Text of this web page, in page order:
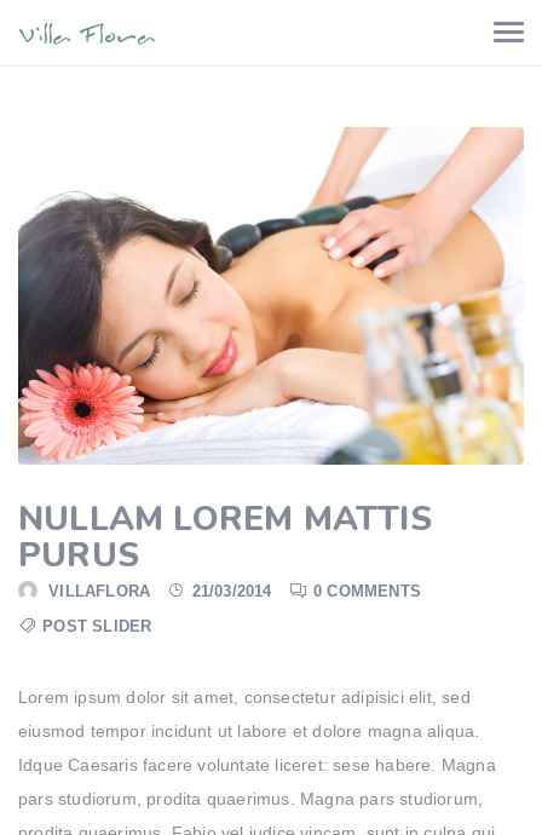
NULLAM LOREM MATTIS
PURUS
VILLAFLORA 21/03/2014
0 COMMENTS
POST SLIDER
Lorem ipsum dolor sit amet, consectetur adipisici elit, sed
eiusmod tempor incidunt ut labore et dolore magna aliqua.
Idque Caesaris facere voluntate liceret: sese habere. Magna
pars studiorum, prodita quaerimus. Magna pars studiorum,